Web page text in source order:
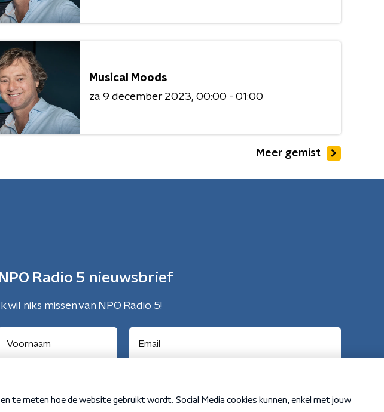
Musical Moods
za 9 december 2023 00:00 - 01:00
Meer gemist
NPO Radio 5 nieuwsbrief
Ik wil niks missen van NPO Radio 5!